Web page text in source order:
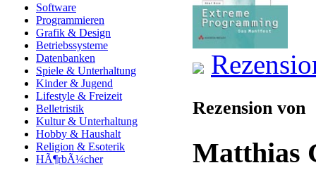
Software
Programmieren
Grafik & Design
Betriebssysteme
Datenbanken
Spiele & Unterhaltung
Kinder & Jugend
Lifestyle & Freizeit
Belletristik
Kultur & Unterhaltung
Hobby & Haushalt
Religion & Esoterik
HÃ¶rbÃ¼cher
Rezension von
Matthias